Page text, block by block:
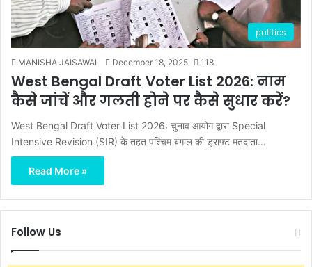
politics
MANISHA JAISAWAL December 18, 2025 118
West Bengal Draft Voter List 2026: नाम
कैसे जांचें और गलती होने पर कैसे सुधार करें?
West Bengal Draft Voter List 2026: चुनाव आयोग द्वारा Special
Intensive Revision (SIR) के तहत पश्चिम बंगाल की ड्राफ्ट मतदाता…
Read More »
Follow Us